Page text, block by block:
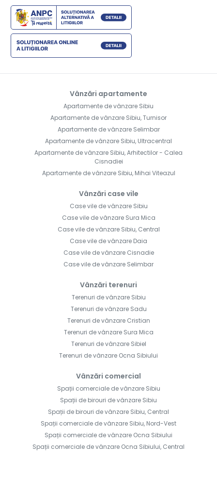
Vânzări apartamente
Apartamente de vânzare Sibiu
Apartamente de vânzare Sibiu, Turnisor
Apartamente de vânzare Selimbar
Apartamente de vânzare Sibiu, Ultracentral
Apartamente de vânzare Sibiu, Arhitectilor - Calea
Cisnadiei
Apartamente de vânzare Sibiu, Mihai Viteazul
Vânzări case vile
Case vile de vânzare Sibiu
Case vile de vânzare Sura Mica
Case vile de vânzare Sibiu, Central
Case vile de vânzare Daia
Case vile de vânzare Cisnadie
Case vile de vânzare Selimbar
Vânzări terenuri
Terenuri de vânzare Sibiu
Terenuri de vânzare Sadu
Terenuri de vânzare Cristian
Terenuri de vânzare Sura Mica
Terenuri de vânzare Sibiel
Terenuri de vânzare Ocna Sibiului
Vânzări comercial
Spații comerciale de vânzare Sibiu
Spații de birouri de vânzare Sibiu
Spații de birouri de vânzare Sibiu, Central
Spații comerciale de vânzare Sibiu, Nord-Vest
Spații comerciale de vânzare Ocna Sibiului
Spații comerciale de vânzare Ocna Sibiului, Central